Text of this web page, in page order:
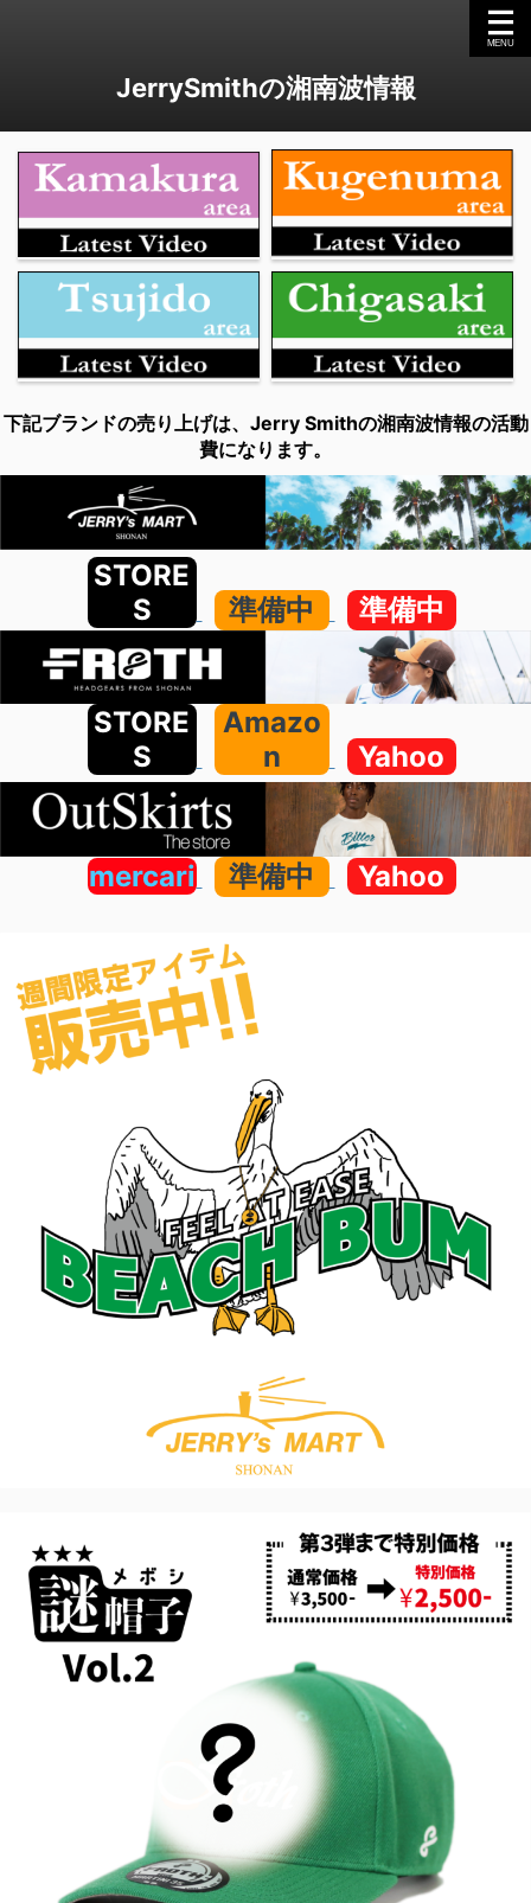
JerrySmithの湘南波情報
下記ブランドの売り上げは、Jerry Smithの湘南波情報の活動
費になります。
STORE
S
準備中 準備中
STORE
S
Amazo
n
Yahoo
mercari 準備中 Yahoo